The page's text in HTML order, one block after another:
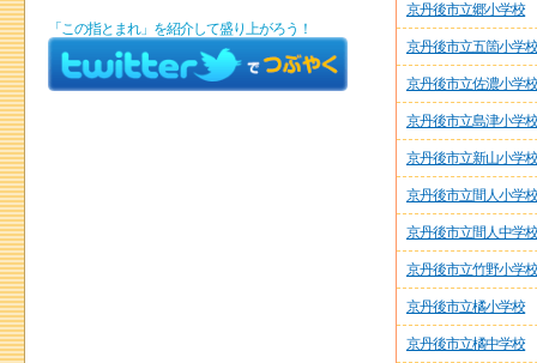
京丹後市立郷小学校
京丹後市立五箇小学校
京丹後市立佐濃小学校
京丹後市立島津小学校
京丹後市立新山小学校
京丹後市立間人小学校
京丹後市立間人中学校
京丹後市立竹野小学校
京丹後市立橘小学校
京丹後市立橘中学校
「この指とまれ」を紹介して盛り上がろう！